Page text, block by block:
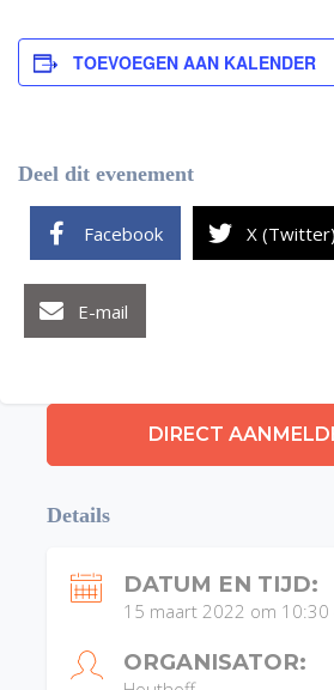
TOEVOEGEN AAN KALENDER
Deel dit evenement
Facebook X (Twitter)
E-mail
DIRECT
Details
DATUM EN TIJD:
15 maart 2022 om 10:30
ORGANISATOR: